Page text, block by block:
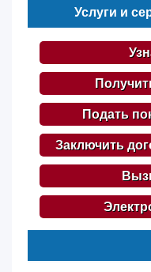
Услуги и
Подать
Заключить